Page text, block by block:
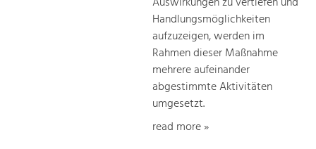
Handlungsmöglichkeiten
aufzuzeigen, werden im
Rahmen dieser Maßnahme
mehrere aufeinander
abgestimmte Aktivitäten
umgesetzt.
read more »